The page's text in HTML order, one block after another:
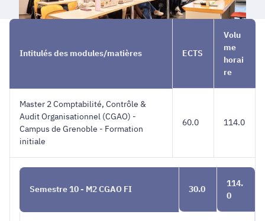
1 et 2
M2
10
Intitulés des modules/matières ECTS
Volu
me
horai
re
Master 2 Comptabilité, Contrôle &
Audit Organisationnel (CGAO) -
Campus de Grenoble - Formation
initiale
60.0 114.0
Semestre 10 - M2 CGAO FI 30.0
114.
0